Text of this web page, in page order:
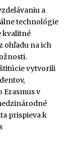
a
technológie
kvalitné
ohľadu na ich
vytvorili
Erasmus v
prispieva k